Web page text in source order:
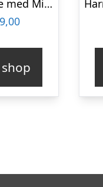
Sprayflaske med Mist